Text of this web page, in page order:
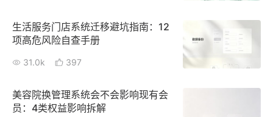
生活服务门店系统迁移避坑指南：12
项高危风险自查手册
31.0k 397
美容院换管理系统会不会影响现有会
员：4类权益影响拆解